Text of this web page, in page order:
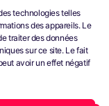
technologies telles
des appareils. Le
traiter des données
sur ce site. Le fait
avoir un effet négatif